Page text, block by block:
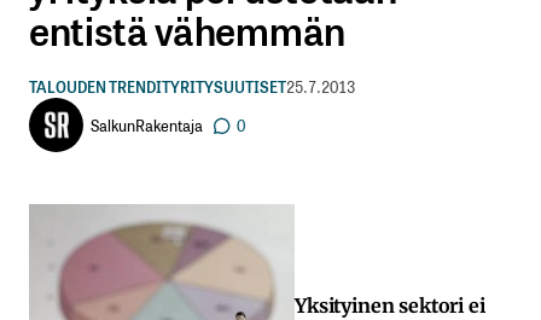
entistä vähemmän
TALOUDEN TRENDITYRITYSUUTISET25.7.2013
SalkunRakentaja
0
Yksityinen sektori ei